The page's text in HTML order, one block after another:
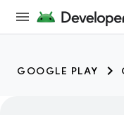
GOOGLE PLAY